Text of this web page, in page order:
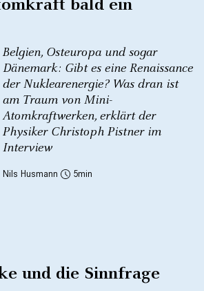
bald ein
Belgien, Osteuropa und sogar
Dänemark: Gibt es eine Renaissance
der Nuklearenergie? Was dran ist
am Traum von Mini-
Atomkraftwerken, erklärt der
Physiker Christoph Pistner im
Interview
Nils Husmann 5
und die Sinnfrage